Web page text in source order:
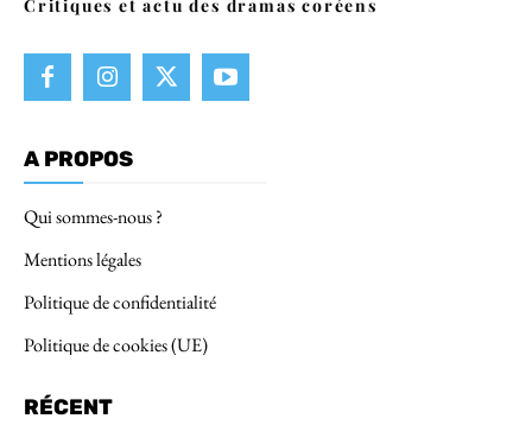
Critiques et actu des dramas coréens
A PROPOS
Qui sommes-nous ?
Mentions légales
Politique de confidentialité
Politique de cookies (UE)
RÉCENT